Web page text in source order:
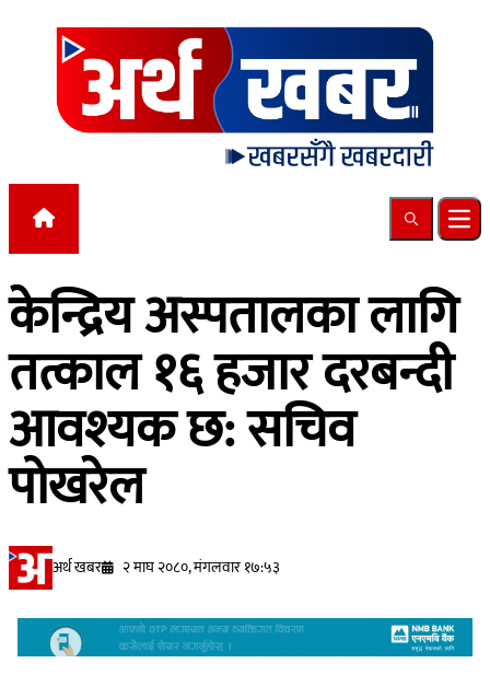
Skip to content
Search
केन्द्रिय अस्पतालका लागि
तत्काल १६ हजार दरबन्दी
आवश्यक छ: सचिव
पोखरेल
अर्थ खबर २ माघ २०८०, मंगलवार १७:५३